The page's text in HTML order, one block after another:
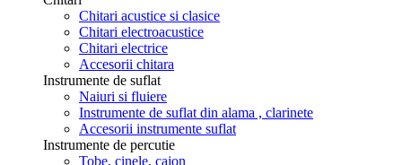
Chitari acustice si clasice
Chitari electroacustice
Chitari electrice
Accesorii chitara
Instrumente de suflat
Naiuri si fluiere
Instrumente de suflat din alama , clarinete
Accesorii instrumente suflat
Instrumente de percutie
Tobe, cinele, cajon